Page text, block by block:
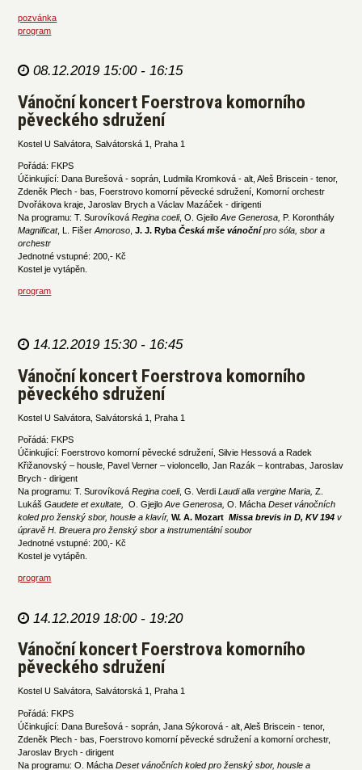
pozvánka
program
08.12.2019 15:00 - 16:15
Vánoční koncert Foerstrova komorního
pěveckého sdružení
Kostel U Salvátora, Salvátorská 1, Praha 1
Pořádá: FKPS
Účinkující: Dana Burešová - soprán, Ludmila Kromková - alt, Aleš Briscein - tenor,
Zdeněk Plech - bas, Foerstrovo komorní pěvecké sdružení, Komorní orchestr
Dvořákova kraje, Jaroslav Brych a Václav Mazáček - dirigenti
Na programu: T. SurovíkováRegina coeli, O. GjeiloAve Generosa, P. Koronthály
Magnificat, L. FišerAmoroso ,J. J. RybaČeská mše vánočnípro sóla, sbor a
orchestr
Jednotné vstupné: 200,- Kč
Kostel je vytápěn.
program
14.12.2019 15:30 - 16:45
Vánoční koncert Foerstrova komorního
pěveckého sdružení
Kostel U Salvátora, Salvátorská 1, Praha 1
Pořádá: FKPS
Účinkující: Foerstrovo komorní pěvecké sdružení, Silvie Hessová a Radek
Křižanovský – housle, Pavel Verner – violoncello, Jan Razák – kontrabas, Jaroslav
Brych - dirigent
Na programu: T. SurovíkováRegina coeli, G. VerdiLaudi alla vergine Maria,Z.
Lukáš Gaudete et exultate, O. GjejloAve Generosa, O. MáchaDeset vánočních
koled pro ženský sbor, housle a klavír, W. A. MozartMissa brevis in D, KV 194 v
úpravě H. Breuera pro ženský sbor a instrumentální soubor
Jednotné vstupné: 200,- Kč
Kostel je vytápěn.
program
14.12.2019 18:00 - 19:20
Vánoční koncert Foerstrova komorního
pěveckého sdružení
Kostel U Salvátora, Salvátorská 1, Praha 1
Pořádá: FKPS
Účinkující: Dana Burešová - soprán, Jana Sýkorová - alt, Aleš Briscein - tenor,
Zdeněk Plech - bas, Foerstrovo komorní pěvecké sdružení a komorní orchestr,
Jaroslav Brych - dirigent
Na programu: O. MáchaDeset vánočních koled pro ženský sbor, housle a